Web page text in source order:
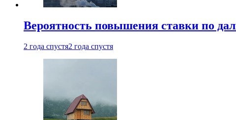
Вероятность повышения ставки по
2 года спустя2 года спустя